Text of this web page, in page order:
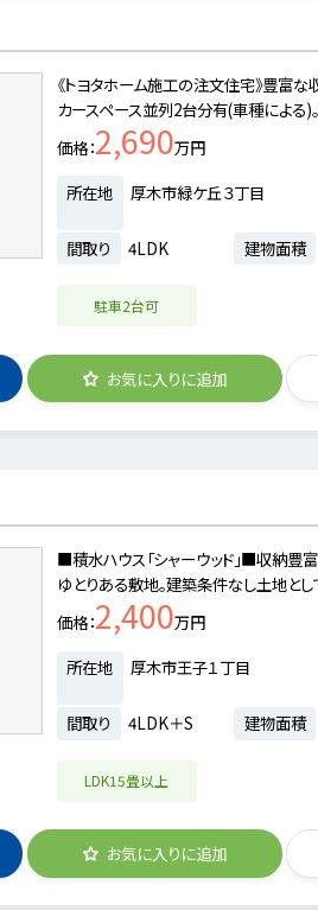
《トヨタホーム施工の注文住宅》豊富な
カースペース並列2台分有(車種による
価格 2,690万円
所在地
厚木市緑ケ丘３丁目
間取り
4LDK 建物面積
駐車2台可
お気に入りに追加
■積水ハウス「シャーウッド」■収納豊
ゆとりある敷地。建築条件なし土地とし
価格 2,400万円
所在地
厚木市王子１丁目
間取り
4LDK＋S 建物面積
LDK15畳以上
お気に入りに追加